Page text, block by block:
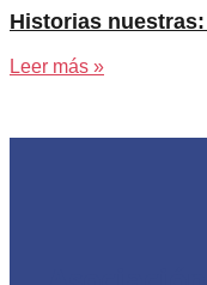
Historias
Leer más »